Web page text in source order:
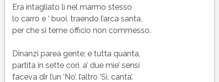
Era intagliato lì nel marmo stesso
lo carro e ‘ buoi, traendo l’arca santa,
per che si teme officio non commesso.
Dinanzi parea gente; e tutta quanta,
partita in sette cori, a’ due mie’ sensi
faceva dir l’un ‘No’, l’altro ‘Sì, canta’.